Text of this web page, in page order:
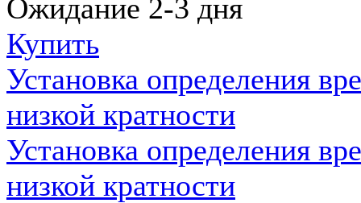
Ожидание 2-3 дня
Купить
Установка определения
низкой кратности
Установка определения
низкой кратности